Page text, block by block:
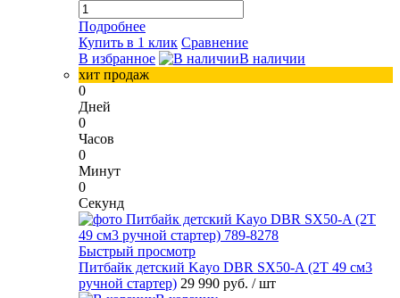
Подробнее
Купить в 1 клик Сравнение
В избранное
В наличии
хит продаж
0
Дней
0
Часов
0
Минут
0
Секунд
Быстрый просмотр
Питбайк детский Kayo DBR SX50-A (2T 49 см3
ручной стартер) 29 990 руб. / шт